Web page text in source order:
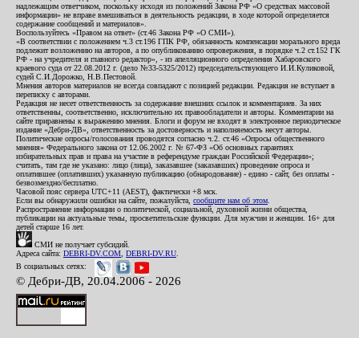
надлежащим ответчиком, поскольку исходя из положений Закона РФ «О средствах массовой
информации» не вправе вмешиваться в деятельность редакции, в ходе которой определяется
содержание сообщений и материалов».
Воспользуйтесь «Правом на ответ» (ст.46 Закона РФ «О СМИ»).
«В соответствии с положением ч.3 ст.196 ГПК РФ, обязанность компенсации морального вреда
подлежит возложению на авторов, а по опубликованию опровержения, в порядке ч.2 ст.152 ГК
РФ - на учредителя и главного редактор», - из апелляционного определения Хабаровского
краевого суда от 22.08.2012 г. (дело №33-5325/2012) председательствующего И.И.Куликовой,
судей С.И.Дорожко, Н.В.Пестовой.
Мнения авторов материалов не всегда совпадают с позицией редакции. Редакция не вступает в
переписку с авторами.
Редакция не несет ответственность за содержание внешних ссылок и комментариев. За них
ответственны, соответственно, исключительно их правообладатели и авторы. Комментарии на
сайте приравнены к выражению мнения. Блоги и форум не входят в электронное периодическое
издание «Дебри-ДВ», ответственность за достоверность и наполняемость несут авторы.
Политические опросы/голосования проводятся согласно ч.2. ст.46 «Опросы общественного
мнения» Федерального закона от 12.06.2002 г. № 67-ФЗ «Об основных гарантиях
избирательных прав и права на участие в референдуме граждан Российской Федерации»;
считать, там где не указано: лицо (лица), заказавшее (заказавших) проведение опроса и
оплатившее (оплативших) указанную публикацию (обнародование) - едино - сайт, без оплаты -
безвозмездно/бесплатно.
Часовой пояс сервера UTC+11 (AEST), фактически +8 мск.
Если вы обнаружили ошибки на сайте, пожалуйста, сообщите нам об этом
Распространение информации о политической, социальной, духовной жизни общества,
публикации на актуальные темы, просветительские функции. Для мужчин и женщин. 16+ для
детей старше 16 лет.
СМИ не получает субсидий.
Адреса сайта: DEBRI-DV.COM DEBRI-DV.RU
В социальных сетях:
© Дебри-ДВ, 20.04.2006 - 2026